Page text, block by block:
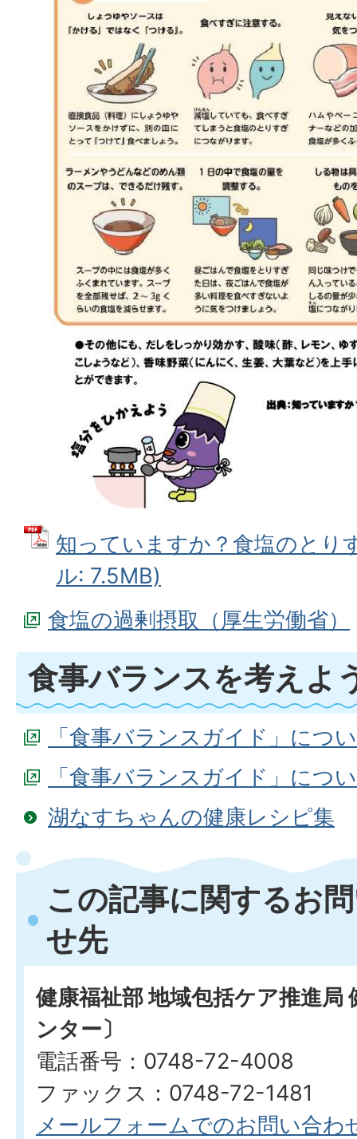
知っていますか？食塩のとり
ル: 7.5MB)
食塩の過剰摂取（厚生労働省）
食事バランスを考えよ
「食事バランスガイド」につ
「食事バランスガイド」につ
湖なすちゃんの健康レシピ集
この記事に関するお
せ先
健康福祉部 地域包括ケア推進局
ンター〕
電話番号：0748-72-4008
ファックス：0748-72-1481
メールフォームでのお問い合わ